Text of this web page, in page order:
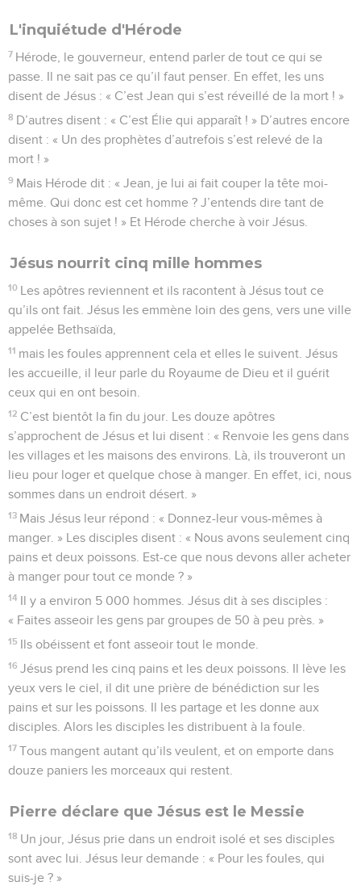
L'inquiétude d'Hérode
7 Hérode, le gouverneur, entend parler de tout ce qui se
passe. Il ne sait pas ce qu’il faut penser. En effet, les uns
disent de Jésus : « C’est Jean qui s’est réveillé de la mort ! »
8 D’autres disent : « C’est Élie qui apparaît ! » D’autres encore
disent : « Un des prophètes d’autrefois s’est relevé de la
mort ! »
9 Mais Hérode dit : « Jean, je lui ai fait couper la tête moi-
même. Qui donc est cet homme ? J’entends dire tant de
choses à son sujet ! » Et Hérode cherche à voir Jésus.
Jésus nourrit cinq mille hommes
10 Les apôtres reviennent et ils racontent à Jésus tout ce
qu’ils ont fait. Jésus les emmène loin des gens, vers une ville
appelée Bethsaïda,
11 mais les foules apprennent cela et elles le suivent. Jésus
les accueille, il leur parle du Royaume de Dieu et il guérit
ceux qui en ont besoin.
12 C’est bientôt la fin du jour. Les douze apôtres
s’approchent de Jésus et lui disent : « Renvoie les gens dans
les villages et les maisons des environs. Là, ils trouveront un
lieu pour loger et quelque chose à manger. En effet, ici, nous
sommes dans un endroit désert. »
13 Mais Jésus leur répond : « Donnez-leur vous-mêmes à
manger. » Les disciples disent : « Nous avons seulement cinq
pains et deux poissons. Est-ce que nous devons aller acheter
à manger pour tout ce monde ? »
14 Il y a environ 5 000 hommes. Jésus dit à ses disciples :
« Faites asseoir les gens par groupes de 50 à peu près. »
15 Ils obéissent et font asseoir tout le monde.
16 Jésus prend les cinq pains et les deux poissons. Il lève les
yeux vers le ciel, il dit une prière de bénédiction sur les
pains et sur les poissons. Il les partage et les donne aux
disciples. Alors les disciples les distribuent à la foule.
17 Tous mangent autant qu’ils veulent, et on emporte dans
douze paniers les morceaux qui restent.
Pierre déclare que Jésus est le Messie
18 Un jour, Jésus prie dans un endroit isolé et ses disciples
sont avec lui. Jésus leur demande : « Pour les foules, qui
suis-je ? »